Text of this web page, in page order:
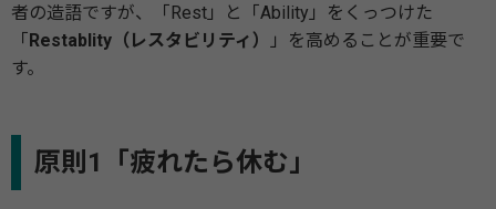
者の造語ですが、「Rest」と「Ability」をくっつけた
「Restablity（レスタビリティ）
」を高めることが重要で
す。
原則1「疲れたら休む」